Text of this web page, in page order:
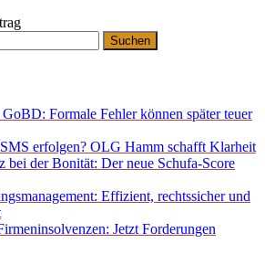
Formale Fehler können später teuer
erfolgen? OLG Hamm schafft Klarheit
bei der Bonität: Der neue Schufa-Score
Effizient, rechtssicher und
Jetzt Forderungen